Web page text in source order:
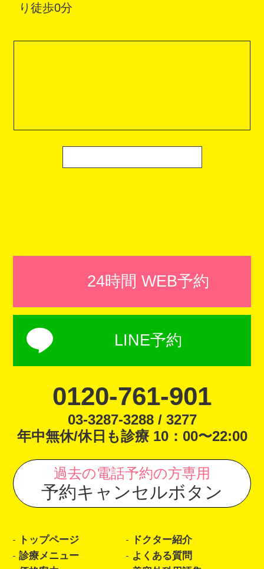
り徒歩0分
24時間 WEB予約
LINE予約
0120-761-901
03-3287-3288 / 3277
年中無休/休日も診療 10：00〜22:00
過去の電話予約の方専用
予約キャンセルボタン
トップページ
ドクター紹介
診療メニュー
よくある質問